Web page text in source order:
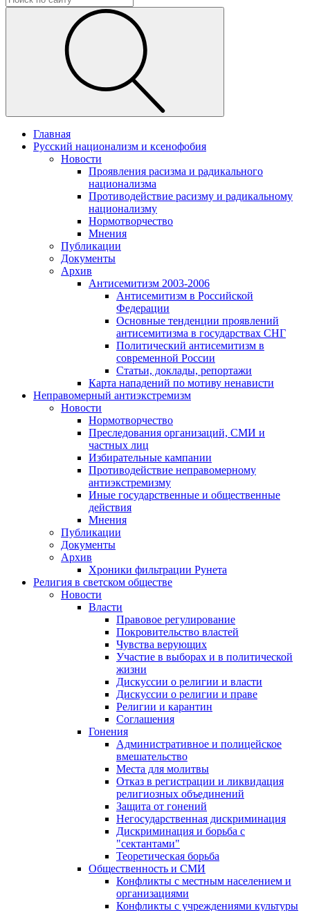
Главная
Русский национализм и ксенофобия
Новости
Проявления расизма и радикального
национализма
Противодействие расизму и радикальному
национализму
Нормотворчество
Мнения
Публикации
Документы
Архив
Антисемитизм 2003-2006
Антисемитизм в Российской
Федерации
Основные тенденции проявлений
антисемитизма в государствах СНГ
Политический антисемитизм в
современной России
Статьи, доклады, репортажи
Карта нападений по мотиву ненависти
Неправомерный антиэкстремизм
Новости
Нормотворчество
Преследования организаций, СМИ и
частных лиц
Избирательные кампании
Противодействие неправомерному
антиэкстремизму
Иные государственные и общественные
действия
Мнения
Публикации
Документы
Архив
Хроники фильтрации Рунета
Религия в светском обществе
Новости
Власти
Правовое регулирование
Покровительство властей
Чувства верующих
Участие в выборах и в политической
жизни
Дискуссии о религии и власти
Дискуссии о религии и праве
Религии и карантин
Соглашения
Гонения
Административное и полицейское
вмешательство
Места для молитвы
Отказ в регистрации и ликвидация
религиозных объединений
Защита от гонений
Негосударственная дискриминация
Дискриминация и борьба с
"сектантами"
Теоретическая борьба
Общественность и СМИ
Конфликты с местным населением и
организациями
Конфликты с учреждениями культуры